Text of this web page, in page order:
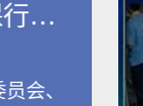
业
会、